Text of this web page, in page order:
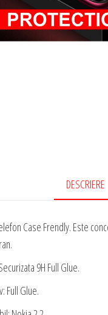
DESCRIERE
Case Frendly. Este
9H Full Glue.
Full Glue.